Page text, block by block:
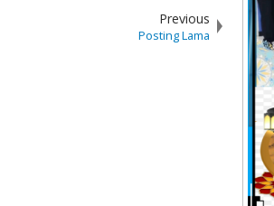
Previous
Posting Lama